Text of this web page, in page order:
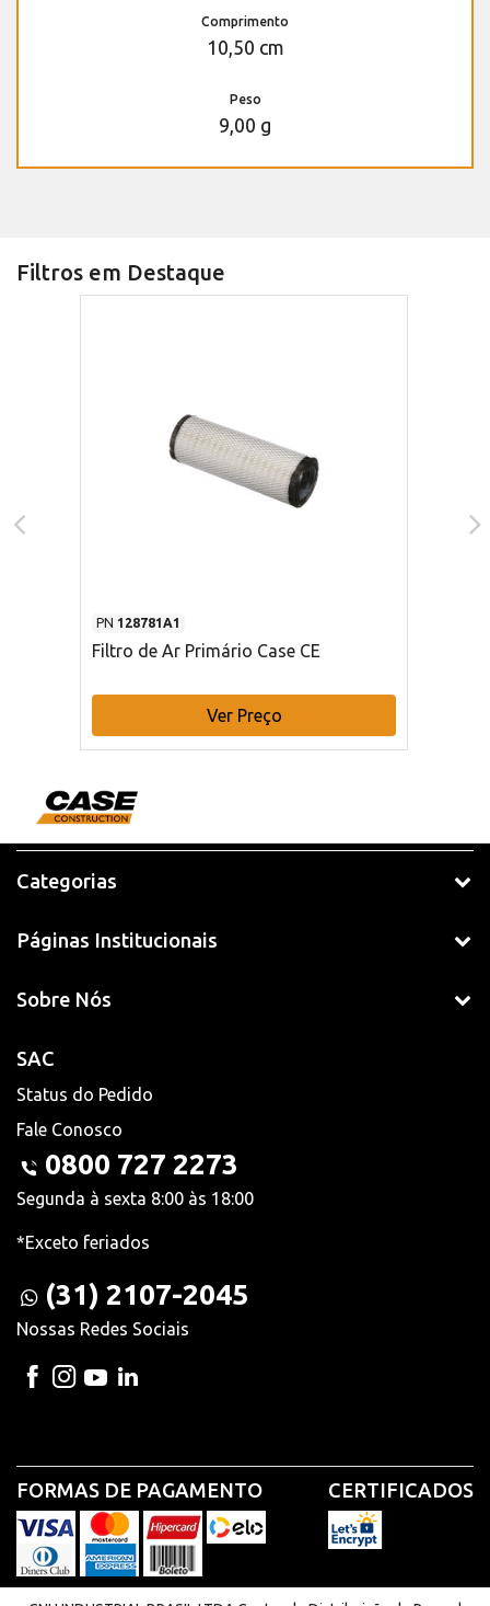
Comprimento
10,50 cm
Peso
9,00 g
Filtros em Destaque
PN 128781A1
Filtro de Ar Primário Case CE
Ver Preço
Categorias
Páginas Institucionais
Sobre Nós
SAC
Status do Pedido
Fale Conosco
0800 727 2273
Segunda à sexta 8:00 às 18:00
*Exceto feriados
(31) 2107-2045
Nossas Redes Sociais
FORMAS DE PAGAMENTO CERTIFICADOS